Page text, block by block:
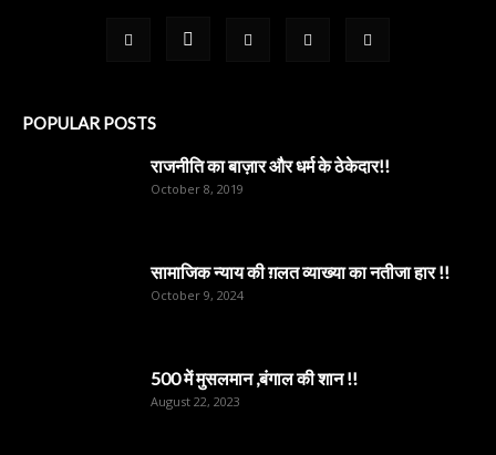
POPULAR POSTS
राजनीति का बाज़ार और धर्म के ठेकेदार!!
October 8, 2019
सामाजिक न्याय की ग़लत व्याख्या का नतीजा हार !!
October 9, 2024
500 में मुसलमान ,बंगाल की शान !!
August 22, 2023